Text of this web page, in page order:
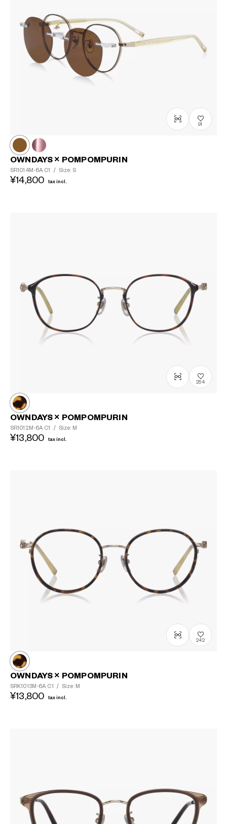
91
OWNDAYS × POMPOMPURIN
SR1014M-6A C1 / Size: S
¥14,800 tax incl.
254
OWNDAYS × POMPOMPURIN
SR1012M-6A C1 / Size: M
¥13,800 tax incl.
242
OWNDAYS × POMPOMPURIN
SRK1013M-6A C1 / Size: M
¥13,800 tax incl.